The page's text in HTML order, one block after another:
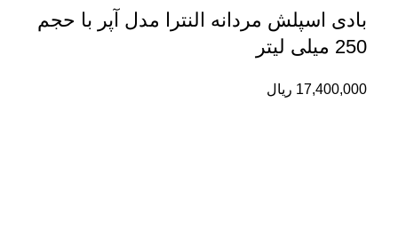
بادی اسپلش مردانه النترا مدل آپر با حجم
250 میلی لیتر
17,400,000 ریال